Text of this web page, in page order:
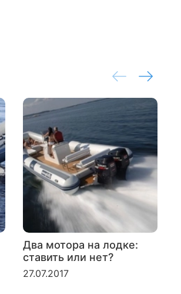
Два мотора на лодке:
ставить или нет?
27.07.2017